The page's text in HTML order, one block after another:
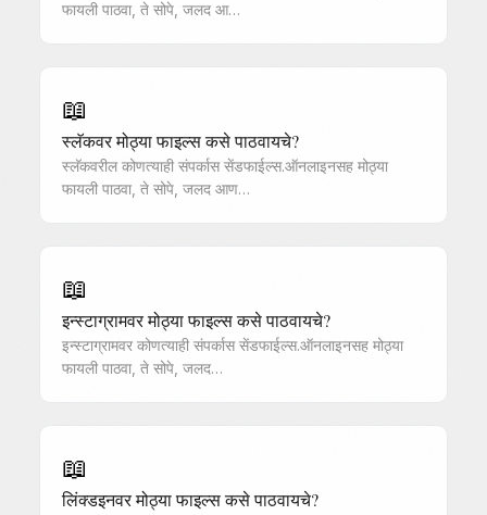
फायली पाठवा, ते सोपे, जलद आ…
📖
स्लॅकवर मोठ्या फाइल्स कसे पाठवायचे?
स्लॅकवरील कोणत्याही संपर्कास सेंडफाईल्स.ऑनलाइनसह मोठ्या
फायली पाठवा, ते सोपे, जलद आण…
📖
इन्स्टाग्रामवर मोठ्या फाइल्स कसे पाठवायचे?
इन्स्टाग्रामवर कोणत्याही संपर्कास सेंडफाईल्स.ऑनलाइनसह मोठ्या
फायली पाठवा, ते सोपे, जलद…
📖
लिंक्डइनवर मोठ्या फाइल्स कसे पाठवायचे?